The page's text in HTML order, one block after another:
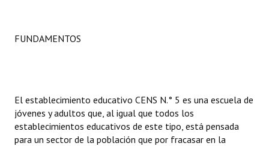
Resoluciones de Presidencia
INSTITUCIONAL
FUNDAMENTOS
El establecimiento educativo CENS N.° 5 es una escuela de
jóvenes y adultos que, al igual que todos los
establecimientos educativos de este tipo, está pensada
para un sector de la población que por fracasar en la